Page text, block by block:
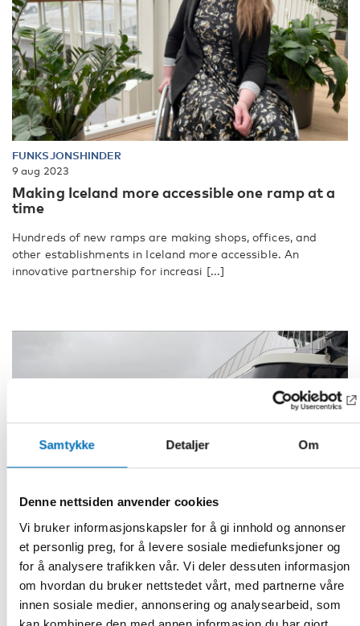
Samtykke Detaljer Om
Denne nettsiden anvender cookies
Vi bruker informasjonskapsler for å gi innhold og annonser
et personlig preg, for å levere sosiale mediefunksjoner og
for å analysere trafikken vår. Vi deler dessuten informasjon
om hvordan du bruker nettstedet vårt, med partnerne våre
innen sosiale medier, annonsering og analysearbeid, som
FUNKSJONSHINDER
9 aug 2023
Making Iceland more accessible one ramp at a
time
Hundreds of new ramps are making shops, offices, and
other establishments in Iceland more accessible. An
innovative partnership for increasi [...]
FUNKSJONSHINDER